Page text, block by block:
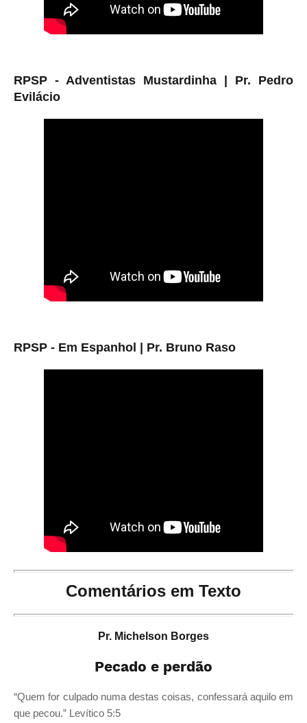
RPSP - Adventistas Mustardinha | Pr. Pedro
Evilácio
RPSP - Em Espanhol | Pr. Bruno Raso
Comentários em Texto
Pr. Michelson Borges
Pecado e perdão
“Quem for culpado numa destas coisas, confessará aquilo em
que pecou.” Levítico 5:5